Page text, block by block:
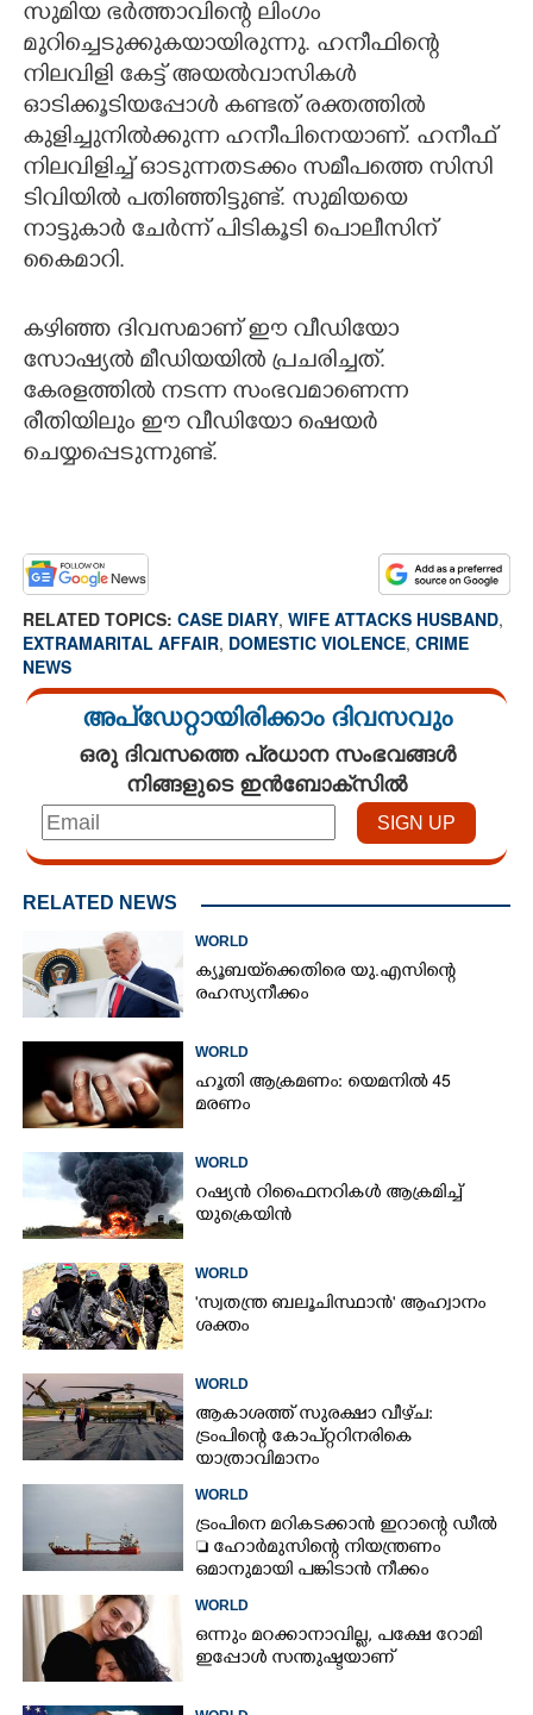
സുമിയ ഭർത്താവിന്റെ ലിംഗം
മുറിച്ചെടുക്കുകയായിരുന്നു. ഹനീഫിന്റെ
നിലവിളി കേട്ട് അയൽവാസികൾ
ഓടിക്കൂടിയപ്പോൾ കണ്ടത് രക്തത്തിൽ
കുളിച്ചുനിൽക്കുന്ന ഹനീപിനെയാണ്. ഹനീഫ്
നിലവിളിച്ച് ഓടുന്നതടക്കം സമീപത്തെ സിസി
ടിവിയിൽ പതിഞ്ഞിട്ടുണ്ട്. സുമിയയെ
നാട്ടുകാർ ചേർന്ന് പിടികൂടി പൊലീസിന്
കൈമാറി.
കഴിഞ്ഞ ദിവസമാണ് ഈ വീഡിയോ
സോഷ്യൽ മീഡിയയിൽ പ്രചരിച്ചത്.
കേരളത്തിൽ നടന്ന സംഭവമാണെന്ന
രീതിയിലും ഈ വീഡിയോ ഷെയർ
ചെയ്യപ്പെടുന്നുണ്ട്.
RELATED TOPICS: CASE DIARY, WIFE ATTACKS HUSBAND,
EXTRAMARITAL AFFAIR, DOMESTIC VIOLENCE, CRIME
NEWS
അപ്ഡേറ്റായിരിക്കാം ദിവസവും
ഒരു ദിവസത്തെ പ്രധാന സംഭവങ്ങൾ
നിങ്ങളുടെ ഇൻബോക്സിൽ
RELATED NEWS
WORLD
ക്യൂബയ്‌ക്കെതിരെ യു.എസിന്റെ
രഹസ്യനീക്കം
WORLD
ഹൂതി ആക്രമണം: യെമനിൽ 45
മരണം
WORLD
റഷ്യൻ റിഫൈനറികൾ ആക്രമിച്ച്
യുക്രെയിൻ
WORLD
'സ്വതന്ത്ര ബലൂചിസ്ഥാൻ' ആഹ്വാനം
ശക്തം
WORLD
ആകാശത്ത് സുരക്ഷാ വീഴ്‌ച:
ട്രംപിന്റെ കോ‌പ്‌റ്ററിനരികെ
യാത്രാവിമാനം
WORLD
ട്രംപിനെ മറികടക്കാൻ ഇറാന്റെ ഡീൽ
 ഹോർമുസിന്റെ നിയന്ത്രണം
ഒമാനുമായി പങ്കിടാൻ നീക്കം
WORLD
ഒന്നും മറക്കാനാവില്ല, പക്ഷേ റോമി
ഇപ്പോൾ സന്തുഷ്ടയാണ്